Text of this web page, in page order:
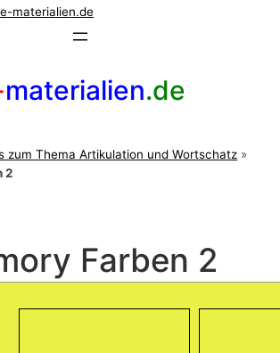
materialien.de
zum Thema Artikulation und Wortschatz »
2
Farben 2